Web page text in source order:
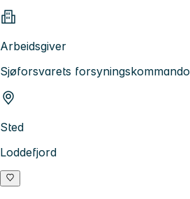
Arbeidsgiver
Sjøforsvarets forsyningskommando
Sted
Loddefjord